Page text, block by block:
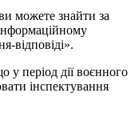
можете знайти за
відповіді».
у період дії воєнного
інспектування